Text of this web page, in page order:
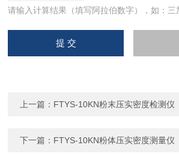
请输入计算结果（填写阿拉伯数字），如：三
上一篇： FTYS-10KN粉末压实密度检测仪
下一篇： FTYS-10KN粉体压实密度测量仪